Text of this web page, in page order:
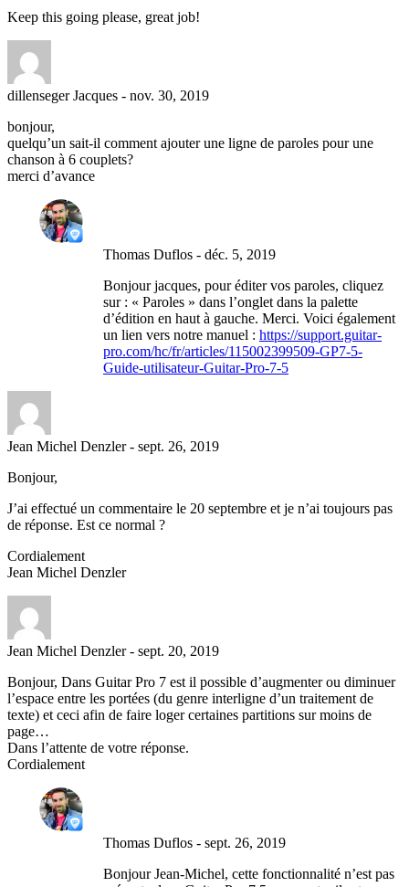
Keep this going please, great job!
dillenseger Jacques - nov. 30, 2019
bonjour,
quelqu’un sait-il comment ajouter une ligne de paroles pour une
chanson à 6 couplets?
merci d’avance
Thomas Duflos - déc. 5, 2019
Bonjour jacques, pour éditer vos paroles, cliquez
sur : « Paroles » dans l’onglet dans la palette
d’édition en haut à gauche. Merci. Voici également
un lien vers notre manuel : https://support.guitar-
pro.com/hc/fr/articles/115002399509-GP7-5-
Guide-utilisateur-Guitar-Pro-7-5
Jean Michel Denzler- sept. 26, 2019
Bonjour,
J’ai effectué un commentaire le 20 septembre et je n’ai toujours pas
de réponse. Est ce normal ?
Cordialement
Jean Michel Denzler
Jean Michel Denzler- sept. 20, 2019
Bonjour, Dans Guitar Pro 7 est il possible d’augmenter ou diminuer
l’espace entre les portées (du genre interligne d’un traitement de
texte) et ceci afin de faire loger certaines partitions sur moins de
page…
Dans l’attente de votre réponse.
Cordialement
Thomas Duflos - sept. 26, 2019
Bonjour Jean-Michel, cette fonctionnalité n’est pas